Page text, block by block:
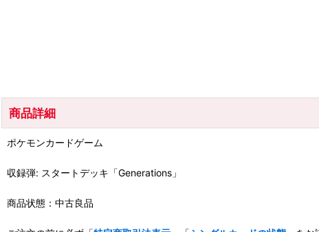
商品詳細
ポケモンカードゲーム
収録弾: スタートデッキ「Generations」
商品状態：中古良品